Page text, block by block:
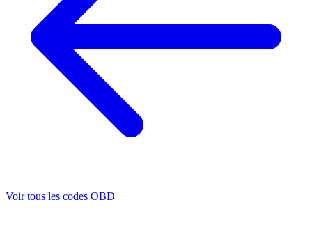
Voir tous les codes OBD